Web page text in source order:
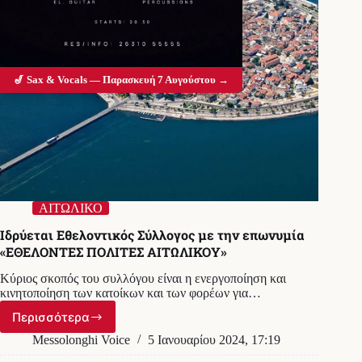
ΑΙΤΩΛΙΚΟ
Ιδρύεται Εθελοντικός Σύλλογος με την επωνυμία
«ΕΘΕΛΟΝΤΕΣ ΠΟΛΙΤΕΣ ΑΙΤΩΛΙΚΟΥ»
Κύριος σκοπός του συλλόγου είναι η ενεργοποίηση και
κινητοποίηση των κατοίκων και των φορέων για…
Περισσότερα
Ιδρύεται
Εθελοντικός
Messolonghi Voice 5 Ιανουαρίου 2024, 17:19
🎷 Sax & Vocals — Παρασκευή 7 Αυγούστου →